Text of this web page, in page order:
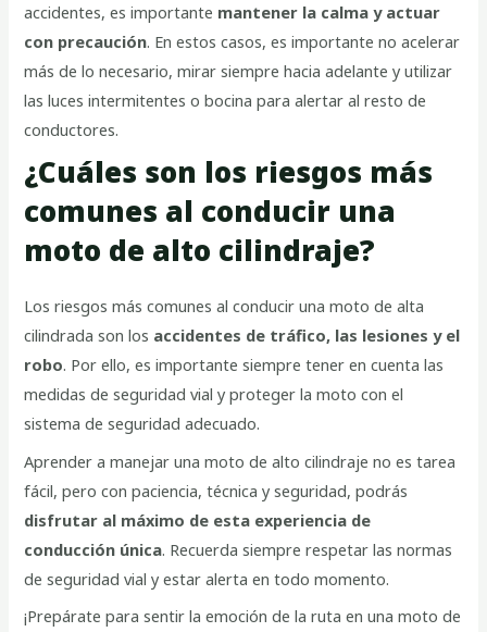
accidentes, es importante mantener la calma y actuar
con precaución. En estos casos, es importante no acelerar
más de lo necesario, mirar siempre hacia adelante y utilizar
las luces intermitentes o bocina para alertar al resto de
conductores.
¿Cuáles son los riesgos más
comunes al conducir una
moto de alto cilindraje?
Los riesgos más comunes al conducir una moto de alta
cilindrada son los accidentes de tráfico, las lesiones y el
robo. Por ello, es importante siempre tener en cuenta las
medidas de seguridad vial y proteger la moto con el
sistema de seguridad adecuado.
Aprender a manejar una moto de alto cilindraje no es tarea
fácil, pero con paciencia, técnica y seguridad, podrás
disfrutar al máximo de esta experiencia de
conducción única. Recuerda siempre respetar las normas
de seguridad vial y estar alerta en todo momento.
¡Prepárate para sentir la emoción de la ruta en una moto de